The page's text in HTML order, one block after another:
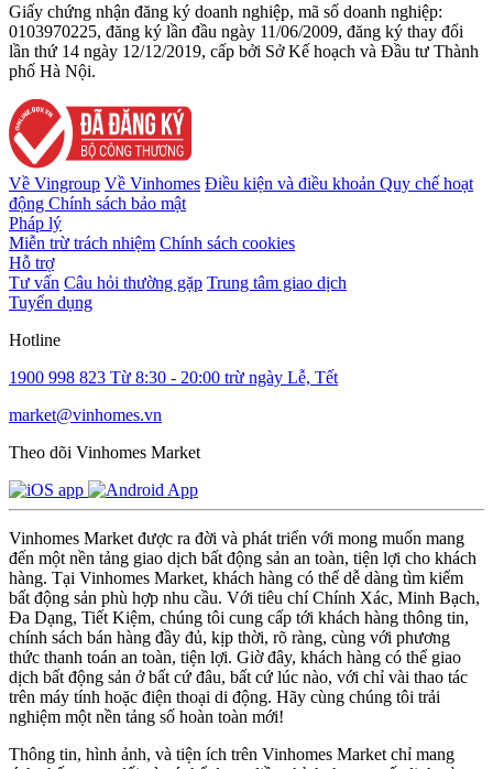
Giấy chứng nhận đăng ký doanh nghiệp, mã số doanh nghiệp:
0103970225, đăng ký lần đầu ngày 11/06/2009, đăng ký thay đổi
lần thứ 14 ngày 12/12/2019, cấp bởi Sở Kế hoạch và Đầu tư Thành
phố Hà Nội.
Về Vingroup Về Vinhomes Điều kiện và điều khoản Quy chế hoạt
động Chính sách bảo mật
Pháp lý
Miễn trừ trách nhiệm Chính sách cookies
Hỗ trợ
Tư vấn Câu hỏi thường gặp Trung tâm giao dịch
Tuyển dụng
Hotline
1900 998 823 Từ 8:30 - 20:00 trừ ngày Lễ, Tết
market@vinhomes.vn
Theo dõi Vinhomes Market
Vinhomes Market được ra đời và phát triển với mong muốn mang
đến một nền tảng giao dịch bất động sản an toàn, tiện lợi cho khách
hàng. Tại Vinhomes Market, khách hàng có thể dễ dàng tìm kiếm
bất động sản phù hợp nhu cầu. Với tiêu chí Chính Xác, Minh Bạch,
Đa Dạng, Tiết Kiệm, chúng tôi cung cấp tới khách hàng thông tin,
chính sách bán hàng đầy đủ, kịp thời, rõ ràng, cùng với phương
thức thanh toán an toàn, tiện lợi. Giờ đây, khách hàng có thể giao
dịch bất động sản ở bất cứ đâu, bất cứ lúc nào, với chỉ vài thao tác
trên máy tính hoặc điện thoại di động. Hãy cùng chúng tôi trải
nghiệm một nền tảng số hoàn toàn mới!
Thông tin, hình ảnh, và tiện ích trên Vinhomes Market chỉ mang